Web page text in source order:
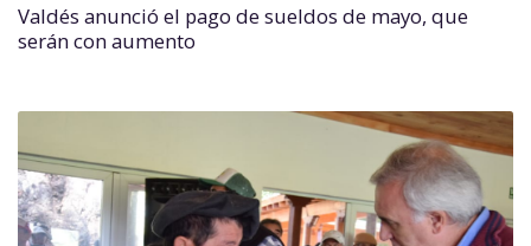
Valdés anunció el pago de sueldos de mayo, que
serán con aumento